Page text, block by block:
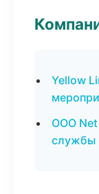
Yellow
ООО Net
службы